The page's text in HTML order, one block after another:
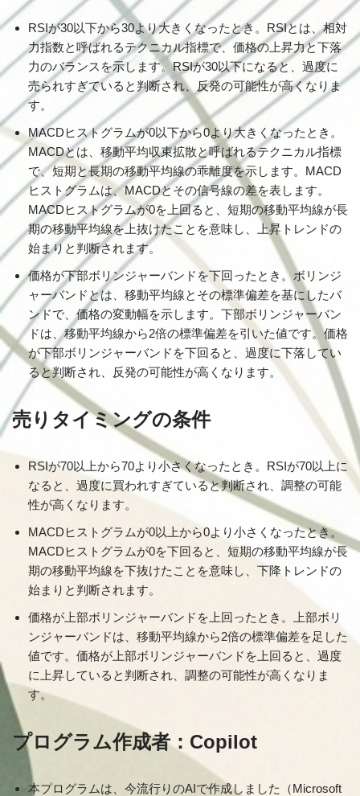
RSIが30以下から30より大きくなったとき。RSIとは、相対
力指数と呼ばれるテクニカル指標で、価格の上昇力と下落
力のバランスを示します。RSIが30以下になると、過度に
売られすぎていると判断され、反発の可能性が高くなりま
す。
MACDヒストグラムが0以下から0より大きくなったとき。
MACDとは、移動平均収束拡散と呼ばれるテクニカル指標
で、短期と長期の移動平均線の乖離度を示します。MACD
ヒストグラムは、MACDとその信号線の差を表します。
MACDヒストグラムが0を上回ると、短期の移動平均線が長
期の移動平均線を上抜けたことを意味し、上昇トレンドの
始まりと判断されます。
価格が下部ボリンジャーバンドを下回ったとき。ボリンジ
ャーバンドとは、移動平均線とその標準偏差を基にしたバ
ンドで、価格の変動幅を示します。下部ボリンジャーバン
ドは、移動平均線から2倍の標準偏差を引いた値です。価格
が下部ボリンジャーバンドを下回ると、過度に下落してい
ると判断され、反発の可能性が高くなります。
売りタイミングの条件
RSIが70以上から70より小さくなったとき。RSIが70以上に
なると、過度に買われすぎていると判断され、調整の可能
性が高くなります。
MACDヒストグラムが0以上から0より小さくなったとき。
MACDヒストグラムが0を下回ると、短期の移動平均線が長
期の移動平均線を下抜けたことを意味し、下降トレンドの
始まりと判断されます。
価格が上部ボリンジャーバンドを上回ったとき。上部ボリ
ンジャーバンドは、移動平均線から2倍の標準偏差を足した
値です。価格が上部ボリンジャーバンドを上回ると、過度
に上昇していると判断され、調整の可能性が高くなりま
す。
プログラム作成者：Copilot
本プログラムは、今流行りのAIで作成しました（Microsoft